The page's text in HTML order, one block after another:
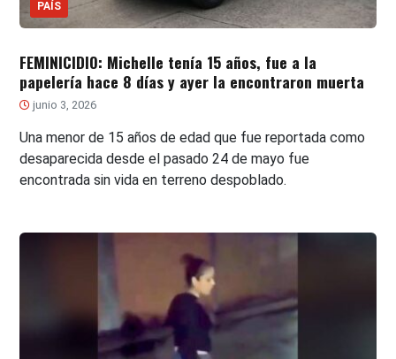
PAÍS
FEMINICIDIO: Michelle tenía 15 años, fue a la
papelería hace 8 días y ayer la encontraron muerta
junio 3, 2026
Una menor de 15 años de edad que fue reportada como
desaparecida desde el pasado 24 de mayo fue
encontrada sin vida en terreno despoblado.